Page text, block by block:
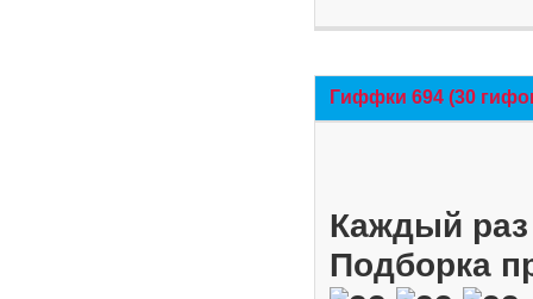
Гиффки 694 (30
Каждый
Подборка